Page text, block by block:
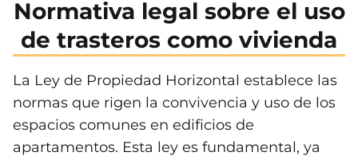
Normativa legal sobre el uso
de trasteros como vivienda
La Ley de Propiedad Horizontal establece las
normas que rigen la convivencia y uso de los
espacios comunes en edificios de
apartamentos. Esta ley es fundamental, ya